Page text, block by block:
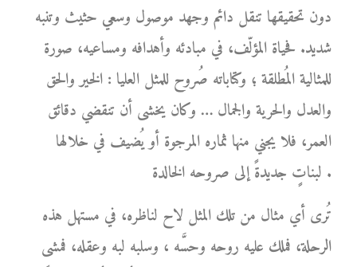
دون تحقيقها تنقل دائم وجهد موصول وسعي حثيث وتنبه
شديد. فحياة المؤلّف، في مبادئه وأهدافه ومساعيه، صورة
للمثالية المُطلقة ؛ وكتاباته صُروح للمثل العليا : الخير والحق
والعدل والحرية والجمال … وكان يخشى أن تنقضي دقائق
العمر، فلا يجني منها ثماره المرجوة أو يُضيف في خلالها
لبناتٍ جديدةً إلى صروحه الخالدة .
تُرى أي مثال من تلك المثل لاح لناظره، في مستهل هذه
الرحلة، فملك عليه روحه وحسَّه ، وسلبه لبه وعقله، فمشى